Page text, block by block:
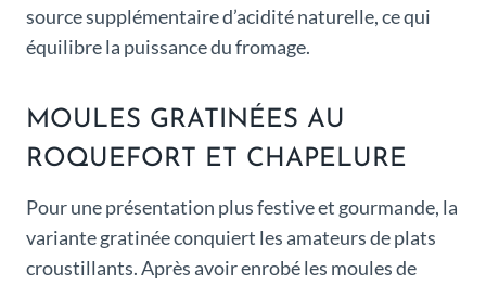
source supplémentaire d’acidité naturelle, ce qui
équilibre la puissance du fromage.
MOULES GRATINÉES AU
ROQUEFORT ET CHAPELURE
Pour une présentation plus festive et gourmande, la
variante gratinée conquiert les amateurs de plats
croustillants. Après avoir enrobé les moules de